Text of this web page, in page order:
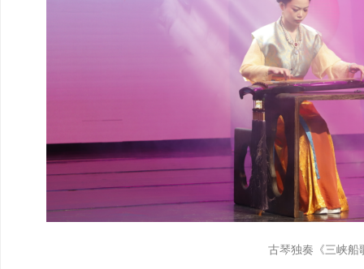
古琴独奏《三峡船